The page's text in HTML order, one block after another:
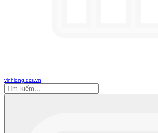
vinhlong.dcs.vn